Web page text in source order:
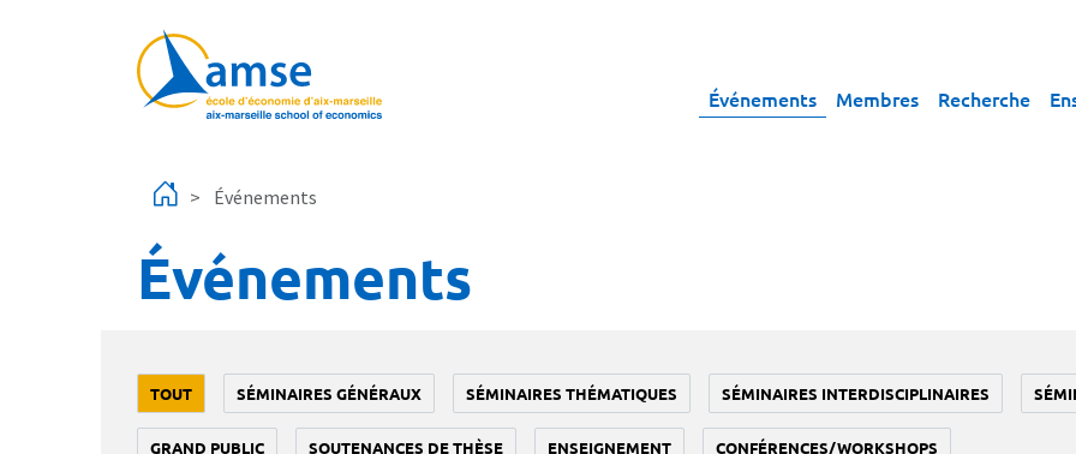
Événements Membres Recherche
Événements
Événements
TOUT SÉMINAIRES GÉNÉRAUX SÉMINAIRES THÉMATIQUES SÉMINAIRES INTERDISCIPLINAIRES
GRAND PUBLIC SOUTENANCES DE THÈSE ENSEIGNEMENT CONFÉRENCES/WORKSHOPS